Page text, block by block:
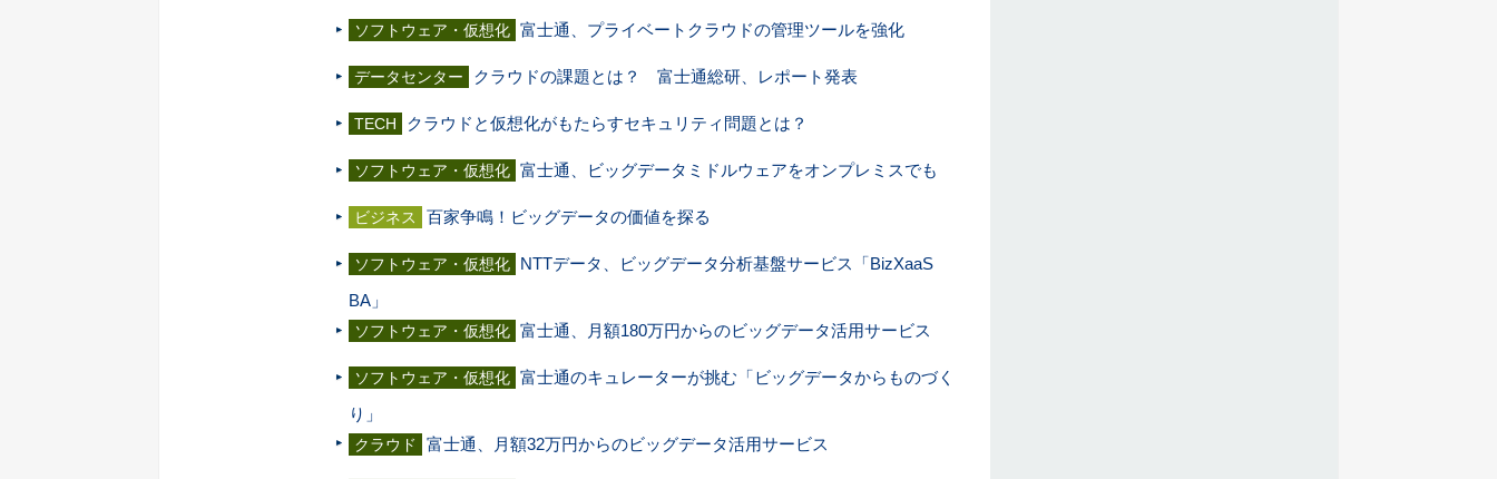
ソフトウェア・仮想化 富士通、プライベートクラウドの管理ツールを強化
データセンター クラウドの課題とは？ 富士通総研、レポート発表
TECH クラウドと仮想化がもたらすセキュリティ問題とは？
ソフトウェア・仮想化 富士通、ビッグデータミドルウェアをオンプレミスでも
ビジネス 百家争鳴！ビッグデータの価値を探る
ソフトウェア・仮想化
NTTデータ、ビッグデータ分析基盤サービス「BizXaaS
BA」
ソフトウェア・仮想化 富士通、月額180万円からのビッグデータ活用サービス
ソフトウェア・仮想化 富士通のキュレーターが挑む「ビッグデータからものづく
り」
クラウド 富士通、月額32万円からのビッグデータ活用サービス